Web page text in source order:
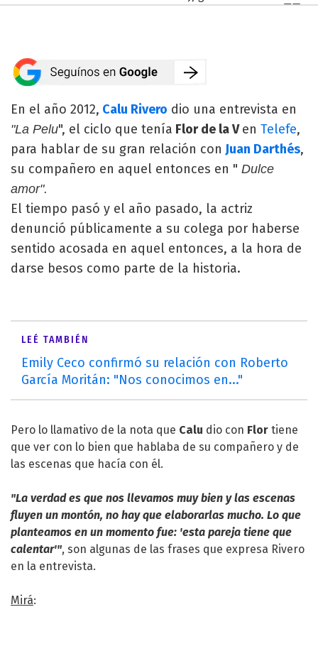
En el año 2012, Calu Rivero dio una entrevista en
"La Pelu", el ciclo que tenía Flor de la Ven Telefe,
para hablar de su gran relación con Juan Darthés,
su compañero en aquel entonces en " Dulce
amor".
El tiempo pasó y el año pasado, la actriz
denunció públicamente a su colega por haberse
sentido acosada en aquel entonces, a la hora de
darse besos como parte de la historia.
LEÉ TAMBIÉN
Emily Ceco confirmó su relación con Roberto
García Moritán: "Nos conocimos en..."
Pero lo llamativo de la nota que Calu dio con Flor tiene
que ver con lo bien que hablaba de su compañero y de
las escenas que hacía con él.
"La verdad es que nos llevamos muy bien y las escenas
fluyen un montón, no hay que elaborarlas mucho. Lo que
planteamos en un momento fue: 'esta pareja tiene que
calentar'", son algunas de las frases que expresa Rivero
en la entrevista.
Mirá: